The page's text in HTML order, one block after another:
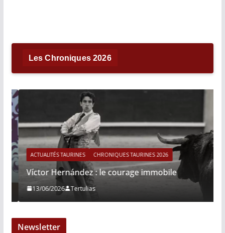
Les Chroniques 2026
ACTUALITÉS TAURINES CHRONIQUES TAURINES 2026
Víctor Hernández : le courage immobile
13/06/2026 Tertulias
Newsletter